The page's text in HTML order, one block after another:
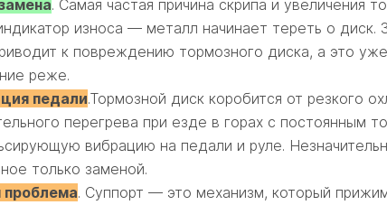
. Самая частая причина скрипа и увеличения
износа — металл начинает тереть о диск.
к повреждению тормозного диска, а это
реже.
педали.Тормозной диск коробится от резкого
перегрева при езде в горах с постоянным
вибрацию на педали и руле.
только заменой.
проблема. Суппорт — это механизм, который